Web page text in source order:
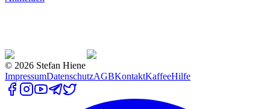
© 2026 Stefan Hiene
ImpressumDatenschutzAGBKontaktKaffeeHilfe